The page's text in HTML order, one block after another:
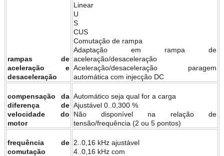
rampas de
aceleração e
desaceleração
Linear
U
S
CUS
Comutação de rampa
Adaptação em rampa de
aceleração/desaceleração
Aceleração/desaceleração paragem
automática com injecção DC
compensação da
diferença de
velocidade do
motor
Automático seja qual for a carga
Ajustável 0..0,300 %
Não disponível na relação de
tensão/frequência (2 ou 5 pontos)
frequência de
comutação
2..0,16 kHz ajustável
4..0,16 kHz com